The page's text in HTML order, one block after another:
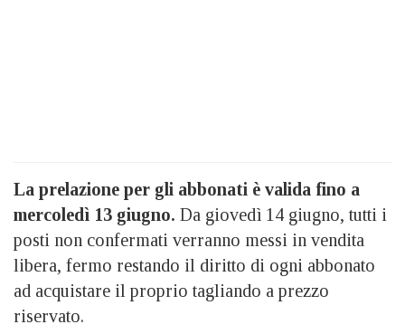
La prelazione per gli abbonati è valida fino a
mercoledì 13 giugno. Da giovedì 14 giugno, tutti i
posti non confermati verranno messi in vendita
libera, fermo restando il diritto di ogni abbonato
ad acquistare il proprio tagliando a prezzo
riservato.